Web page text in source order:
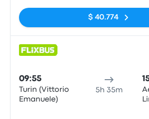
$ 40.774
09:55
Turin (Vittorio
Emanuele)
5h 35m